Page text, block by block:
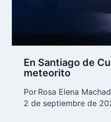
En Santiago de
meteorito
Por Rosa Elena
2 de septiembre de